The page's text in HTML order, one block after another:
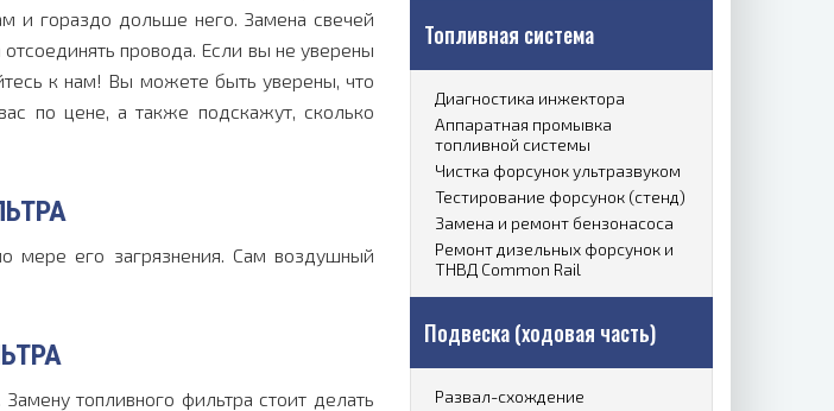
и гораздо дольше него. Замена свечей
провода. Если вы не уверены
к нам! Вы можете быть уверены, что
по цене, а также подскажут, сколько
мере его загрязнения. Сам воздушный
топливного фильтра стоит делать
Топливная система
Диагностика инжектора
Аппаратная промывка
топливной системы
Чистка форсунок ультразвуком
Тестирование форсунок (стенд)
Замена и ремонт бензонасоса
Ремонт дизельных форсунок и
ТНВД Common Rail
Подвеска (ходовая часть)
Развал-схождение